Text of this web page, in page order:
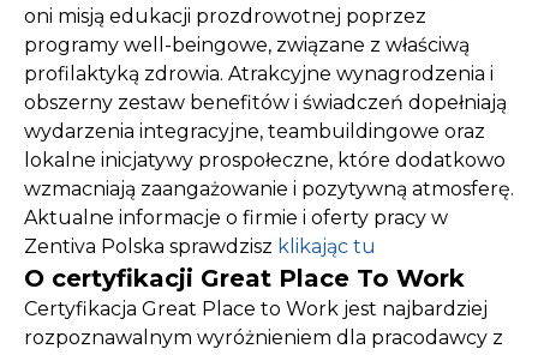
oni misją edukacji prozdrowotnej poprzez
programy well-beingowe, związane z właściwą
profilaktyką zdrowia. Atrakcyjne wynagrodzenia i
obszerny zestaw benefitów i świadczeń dopełniają
wydarzenia integracyjne, teambuildingowe oraz
lokalne inicjatywy prospołeczne, które dodatkowo
wzmacniają zaangażowanie i pozytywną atmosferę.
Aktualne informacje o firmie i oferty pracy w
Zentiva Polska sprawdzisz klikając tu
O certyfikacji Great Place To Work
Certyfikacja Great Place to Work jest najbardziej
rozpoznawalnym wyróżnieniem dla pracodawcy z